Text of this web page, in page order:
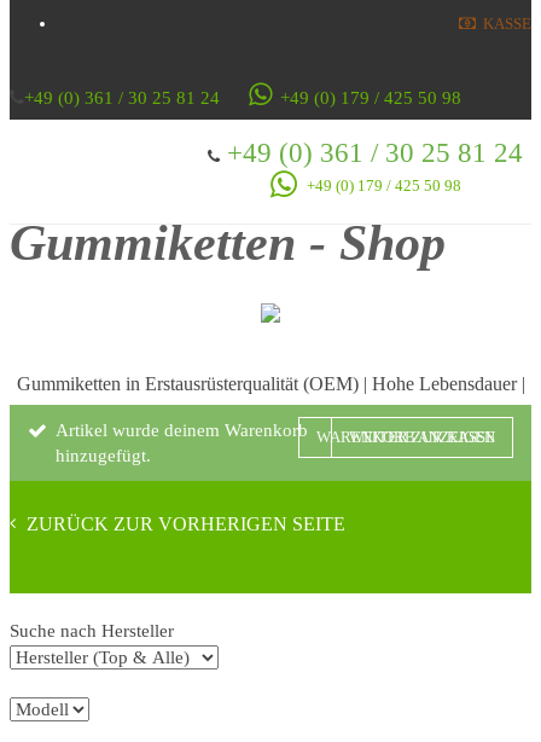
KASSE
+49 (0) 361 / 30 25 81 24 +49 (0) 179 / 425 50 98
+49 (0) 361 / 30 25 81 24
+49 (0) 179 / 425 50 98
Gummiketten - Shop
Gummiketten in Erstausrüsterqualität (OEM) | Hohe Lebensdauer |
12 Monate Garantie | Schneller, kostenfreier Versand | Hohe
KundenzufriedenheitWARENKORB ANZEIGEN
WEITER ZUR KASSE
Artikel wurde deinem Warenkorb
hinzugefügt.
ZURÜCK ZUR VORHERIGEN SEITE
Suche nach Hersteller